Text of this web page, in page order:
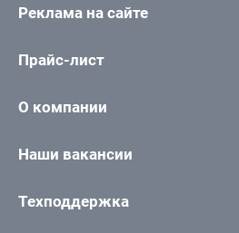
Реклама на сайте
Прайс-лист
О компании
Наши вакансии
Техподдержка